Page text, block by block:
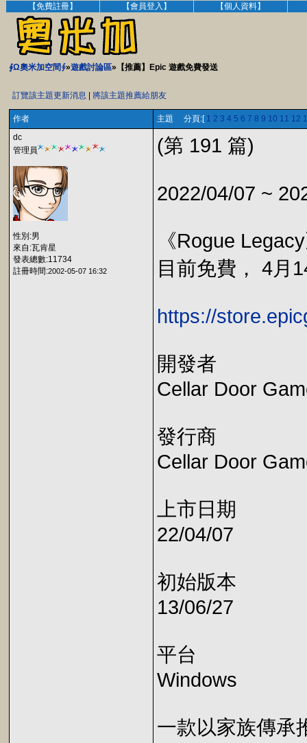
【免費註冊】 【會員登入】 【個人資料】
∮Ω奧米加空間∮»遊戲討論區»【推薦】Epic 遊戲免費發送
訂覽該主題更新消息 將該主題推薦給朋友
作者 主題 分頁:[ 1 2 3 4 5 6 7 8 9 10 11 12
dc
管理員
性別:男
來自:瓦肯星
發表總數:11734
註冊時間:2002-05-07 16:32
(第 191 篇)
2022/04/07 ~
《Rogue
目前免費， 4月
https://
開發者
Cellar Door
發行商
Cellar Door
上市日期
22/04/07
初始版本
13/06/27
平台
Windows
一款以家族傳承